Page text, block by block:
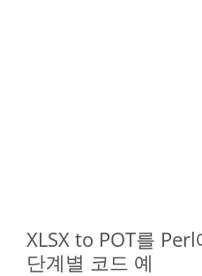
XLSX to POT를
단계별 코드 예